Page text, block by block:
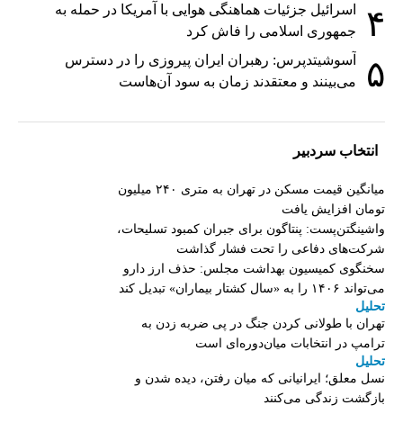
۴
اسرائیل جزئیات هماهنگی هوایی با آمریکا در حمله به
جمهوری اسلامی را فاش کرد
۵
آسوشیتدپرس: رهبران ایران پیروزی را در دسترس
می‌بینند و معتقدند زمان به سود آن‌هاست
انتخاب سردبیر
میانگین قیمت مسکن در تهران به متری ۲۴۰ میلیون
تومان افزایش یافت
واشینگتن‌پست: پنتاگون برای جبران کمبود تسلیحات،
شرکت‌های دفاعی را تحت فشار گذاشت
سخنگوی کمیسیون بهداشت مجلس: حذف ارز دارو
می‌تواند ۱۴۰۶ را به «سال کشتار بیماران» تبدیل کند
تحلیل
تهران با طولانی کردن جنگ در پی ضربه زدن به
ترامپ در انتخابات میان‌دوره‌ای است
تحلیل
نسل معلق؛ ایرانیانی که میان رفتن، دیده شدن و
بازگشت زندگی می‌کنند